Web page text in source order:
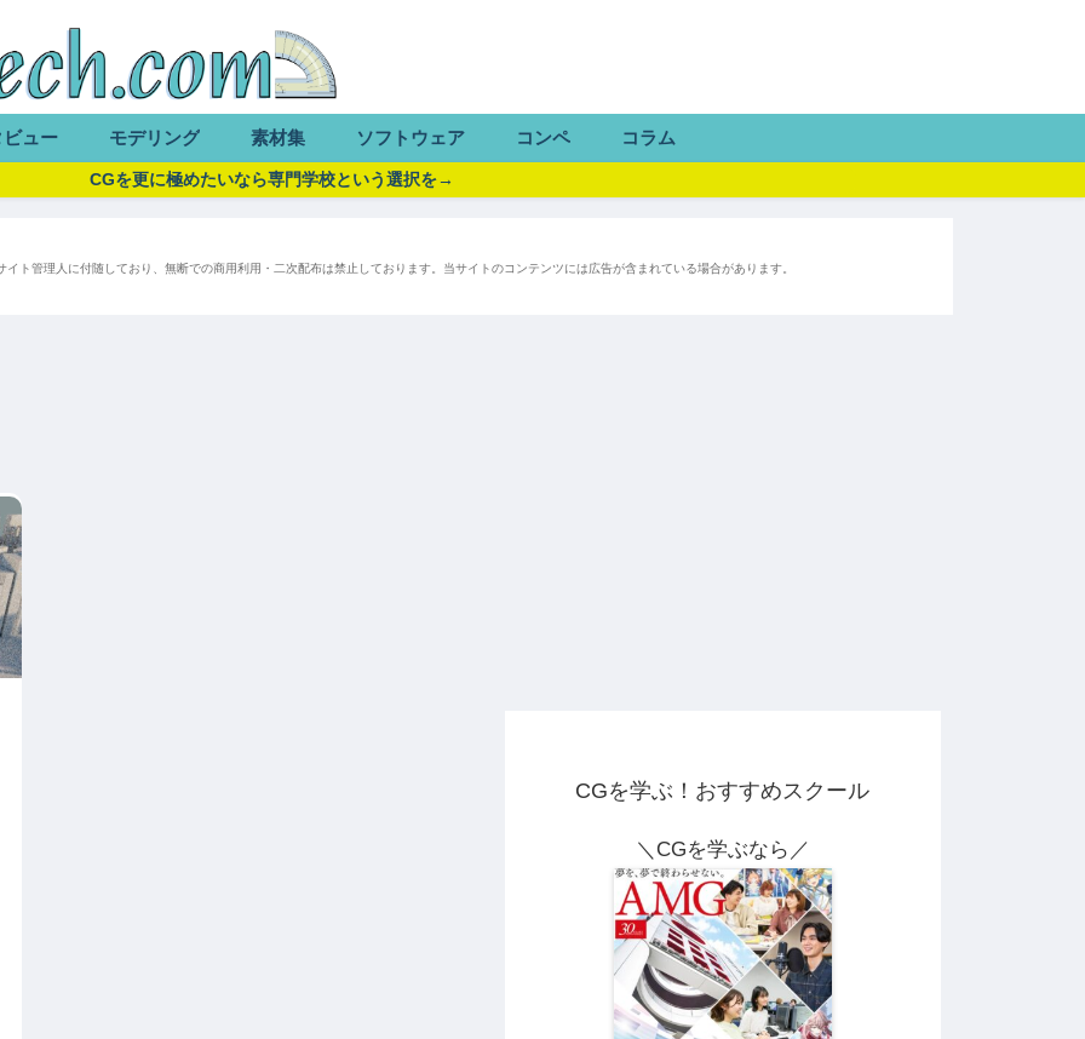
ュー モデリング 素材集 ソフトウェア コンペ コラム
CGを更に極めたいなら専門学校という選択を→
ト管理人に付随しており、無断での商用利用・二次配布は禁止しております。当サイトのコンテンツには広告が含まれている場合があります。
CGを学ぶ！おすすめスクール
＼CGを学ぶなら／